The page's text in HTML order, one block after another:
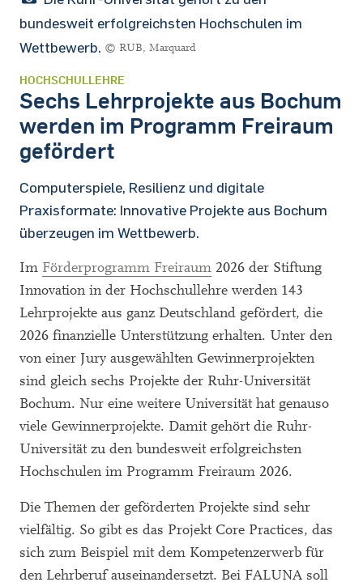
bundesweit erfolgreichsten Hochschulen im
Wettbewerb. © RUB, Marquard
HOCHSCHULLEHRE
Sechs Lehrprojekte aus Bochum
werden im Programm Freiraum
gefördert
Computerspiele, Resilienz und digitale
Praxisformate: Innovative Projekte aus Bochum
überzeugen im Wettbewerb.
Im Förderprogramm Freiraum 2026 der Stiftung
Innovation in der Hochschullehre werden 143
Lehrprojekte aus ganz Deutschland gefördert, die
2026 finanzielle Unterstützung erhalten. Unter den
von einer Jury ausgewählten Gewinnerprojekten
sind gleich sechs Projekte der Ruhr-Universität
Bochum. Nur eine weitere Universität hat genauso
viele Gewinnerprojekte. Damit gehört die Ruhr-
Universität zu den bundesweit erfolgreichsten
Hochschulen im Programm Freiraum 2026.
Die Themen der geförderten Projekte sind sehr
vielfältig. So gibt es das Projekt Core Practices, das
sich zum Beispiel mit dem Kompetenzerwerb für
den Lehrberuf auseinandersetzt. Bei FALUNA soll